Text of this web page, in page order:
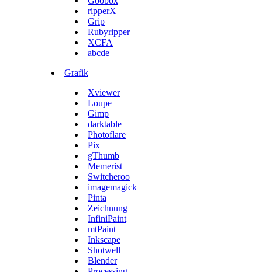
ripperX
Grip
Rubyripper
XCFA
abcde
Grafik
Xviewer
Loupe
Gimp
darktable
Photoflare
Pix
gThumb
Memerist
Switcheroo
imagemagick
Pinta
Zeichnung
InfiniPaint
mtPaint
Inkscape
Shotwell
Blender